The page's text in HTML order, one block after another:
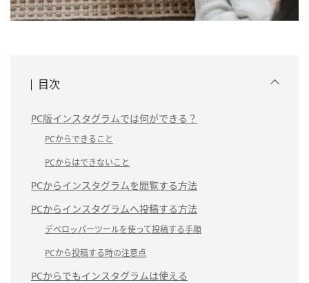
目次
PC版インスタグラムでは何ができる？
PCからできること
PCからはできないこと
PCからインスタグラムを閲覧する方法
PCからインスタグラムへ投稿する方法
デベロッパーツールを使って投稿する手順
PCから投稿する時の注意点
PCからでもインスタグラムは使える